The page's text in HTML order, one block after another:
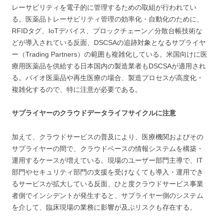
レーサビリティを電子的に管理するための取組が行われてい
る。医薬品トレーサビリティ管理の効率化・自動化のために、
RFIDタグ、IoTデバイス、ブロックチェーン／分散台帳技術な
どが導入されている反面、DSCSAの追跡対象となるサプライヤ
ー（Trading Partners）の範囲も複雑化している。米国向けに医
療用医薬品を供給する日本国内の製造業者もDSCSAが適用され
る。バイオ医薬品や再生医療の場合、製造プロセスが高度化・
複雑化するので、特に注意が必要である。
サプライヤーのクラウドデータライフサイクルに注意
加えて、クラウドサービスの普及により、医療機関およびその
サプライヤーの間で、クラウドベースの情報システムを構築・
運用するケースが増えている。現場のユーザー部門主導で、IT
部門やセキュリティ部門の支援を受けなくても導入・運用でき
るサービスが拡大している反面、ひと度クラウドサービス事業
者側でインシデントが発生すると、サプライヤー側のシステム
を介して、臨床現場の業務に影響が及ぶリスクも存在する。